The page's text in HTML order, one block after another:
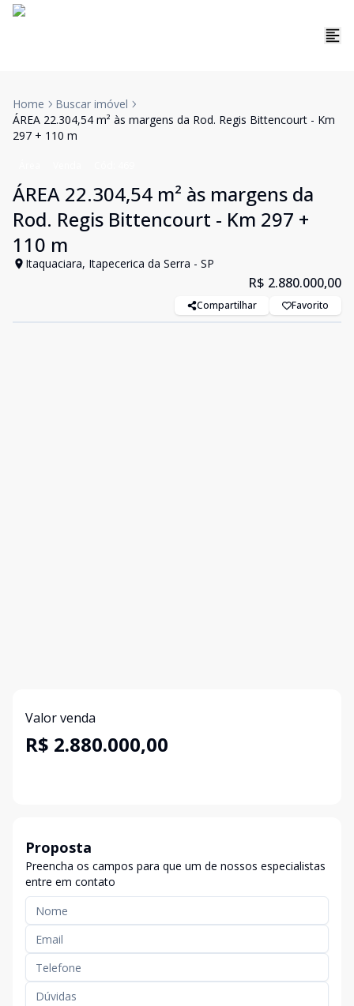
Home
Buscar imóvel
ÁREA 22.304,54 m² às margens da Rod. Regis Bittencourt - Km
297 + 110 m
ÁREA 22.304,54 m² às margens da
Rod. Regis Bittencourt - Km 297 +
110 m
Itaquaciara, Itapecerica da Serra - SP
R$ 2.880.000,00
Compartilhar Favorito
Valor venda
R$ 2.880.000,00
Proposta
Preencha os campos para que um de nossos especialistas
entre em contato